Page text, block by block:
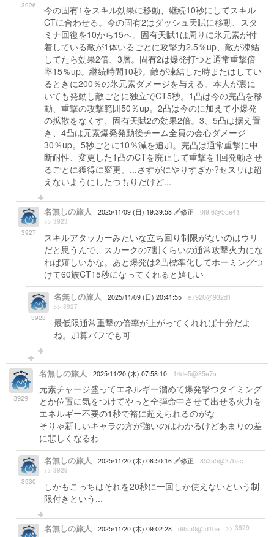
3926
今の固有1をスキル効果に移動、継続10秒にしてスキル
CTに合わせる。今の固有2はダッシュ天賦に移動、スタ
ミナ回復を10から15へ。固有天賦1は周りに氷元素が付
着している敵が1体いるごとに攻撃力2.5％up、敵が凍結
してたら効果2倍、3層。固有2は爆発打つと通常重撃倍
率15％up。継続時間10秒。敵が凍結した時またはしてい
るときに200％の氷元素ダメージを与える。本人が裏に
いても発動し敵ごとに独立でCT5秒。1凸は今の完凸を移
動、重撃の攻撃範囲50％up。2凸は今のに加えて小爆発
の拡散をなくす、固有天賦2の効果2倍。3、5凸は据え置
き、4凸は元素爆発発動後チーム全員の会心ダメージ
30％up。5秒ごとに10％減を追加。完凸は通常重撃に中
断耐性、変更した1凸のCTを廃止して重撃を1回発動させ
るごとに獲得に変更。...さすがにやりすぎか?セスリは超
えないようにしたつもりだけど...
3927
名無しの旅人 2025/11/09 (日) 19:39:58 修正 0f9f6@55e41
>> 3923
スキルアタッカーみたいな立ち回り制限がないのはウリ
だと思うんで、スカークの7割くらいの通常攻撃火力にな
れば嬉しいかな。あと爆発は2凸標準化してホーミングつ
けて60族CT15秒になってくれると嬉しい
3928
名無しの旅人 2025/11/09 (日) 20:41:55 e7920@932d1
>> 3927
最低限通常重撃の倍率が上がってくれれば十分だよ
ね。加算バフでも可
3929
名無しの旅人 2025/11/20 (木) 07:58:10 14de5@85e7a
元素チャージ盛ってエネルギー溜めて爆発撃つタイミング
とか位置に気をつけてやっと全弾命中させて出せる火力を
エネルギー不要の1秒で裕に超えられるのがな
そりゃ新しいキャラの方が強いのはわかるけどあまりの差
に悲しくなるわ
3930
名無しの旅人 2025/11/20 (木) 08:50:16 修正 853a5@37bac
>> 3929
しかもこっちはそれを20秒に一回しか使えないという制
限付きという...
名無しの旅人 2025/11/20 (木) 09:02:28 d9a50@fd1be >> 3929